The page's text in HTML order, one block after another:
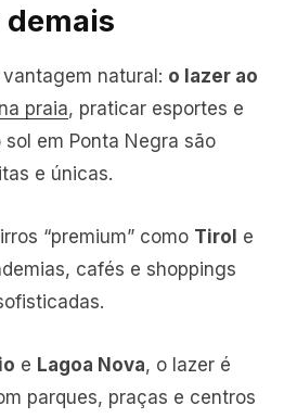
natural: o lazer ao
praia, praticar esportes e
em Ponta Negra são
e únicas.
“premium” como Tirol e
cafés e shoppings
e Lagoa Nova, o lazer é
parques, praças e centros